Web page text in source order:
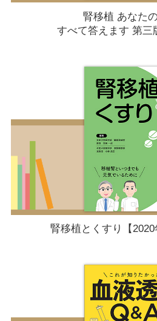
腎移植 あなた
すべて答えます 第三
腎移植とくすり【2020